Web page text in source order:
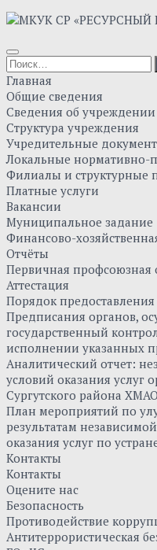
Главная
Общие сведения
Сведения об учреждении
Структура учреждения
Учредительные
Локальные нормативно-
Филиалы и структурные
Платные услуги
Вакансии
Муниципальное задание
Финансово-
Отчёты
Первичная профсоюзная
Аттестация
Порядок предоставления
Предписания органов,
государственный
исполнении указанных
Аналитический отчет:
условий оказания услуг
Сургутского района
План мероприятий по
результатам
оказания услуг по
Контакты
Контакты
Оцените нас
Безопасность
Противодействие
Антитеррористическая